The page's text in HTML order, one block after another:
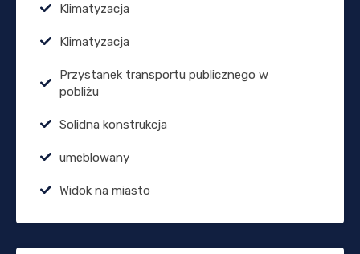
Klimatyzacja
Klimatyzacja
Przystanek transportu publicznego w
pobliżu
Solidna konstrukcja
umeblowany
Widok na miasto